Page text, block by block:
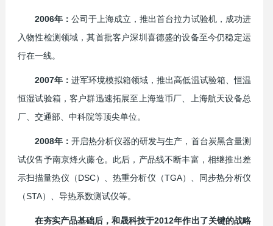
2006年：公司于上海成立，推出首台拉力试验机，成功进
入物性检测领域，其首批客户深圳喜德盛的设备至今仍稳定运
行在一线。
2007年：进军环境模拟箱领域，推出高低温试验箱、恒温
恒湿试验箱，客户群迅速拓展至上海造币厂、上海航天设备总
厂、交通部、中科院等顶尖单位。
2008年：开启热分析仪器的研发与生产，首台炭黑含量测
试仪售予南京烽火藤仓。此后，产品线不断丰富，相继推出差
示扫描量热仪（DSC）、热重分析仪（TGA）、同步热分析仪
（STA）、导热系数测试仪等。
在夯实产品基础后，和晟科技于2012年作出了关键的战略